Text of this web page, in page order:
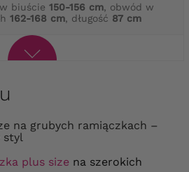
biuście 150-156 cm, obwód w
162-168 cm, długość 87 cm
styl
plus size na szerokich